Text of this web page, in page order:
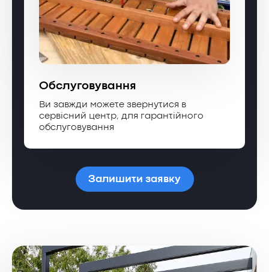
Обслуговування
Ви завжди можете звернутися в
сервісний центр, для гарантійного
обслуговування
Залишити заявку